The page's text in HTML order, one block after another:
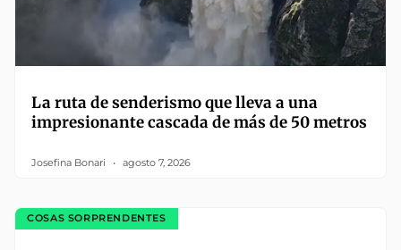
La ruta de senderismo que lleva a una
impresionante cascada de más de 50 metros
Josefina Bonari agosto 7, 2026
COSAS SORPRENDENTES